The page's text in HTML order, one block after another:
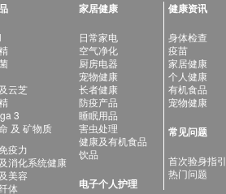
云芝
3
及 矿物质
疫力
消化系统健康
美容
体
家居健康
日常家电
空气净化
厨房电器
宠物健康
长者健康
防疫产品
睡眠用品
害虫处理
健康及有机食品
饮品
电子个人护理
健康资讯
身体检查
疫苗
家居健康
个人健康
有机食品
宠物健康
常见问题
首次验身指引
热门问题